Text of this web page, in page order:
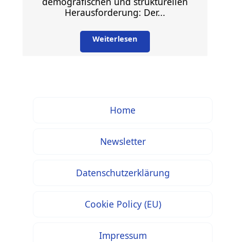
Herausforderung: Der...
Weiterlesen
Home
Newsletter
Datenschutzerklärung
Cookie Policy (EU)
Impressum